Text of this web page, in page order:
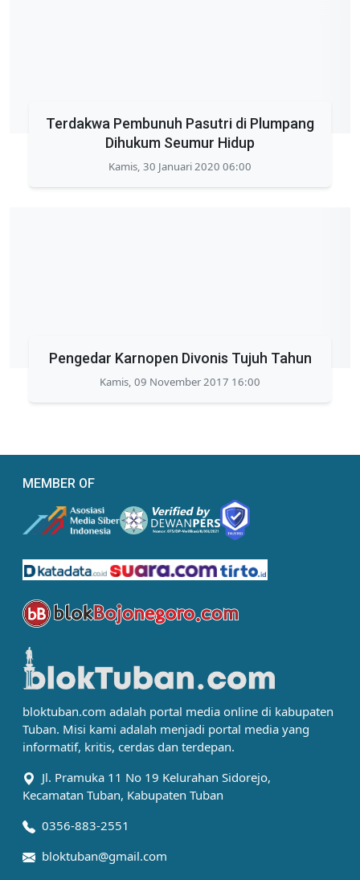
Terdakwa Pembunuh Pasutri di Plumpang
Dihukum Seumur Hidup
Kamis, 30 Januari 2020 06:00
Pengedar Karnopen Divonis Tujuh Tahun
Kamis, 09 November 2017 16:00
MEMBER OF
bloktuban.com adalah portal media online di kabupaten
Tuban. Misi kami adalah menjadi portal media yang
informatif, kritis, cerdas dan terdepan.
Jl. Pramuka 11 No 19 Kelurahan Sidorejo,
Kecamatan Tuban, Kabupaten Tuban
0356-883-2551
bloktuban@gmail.com